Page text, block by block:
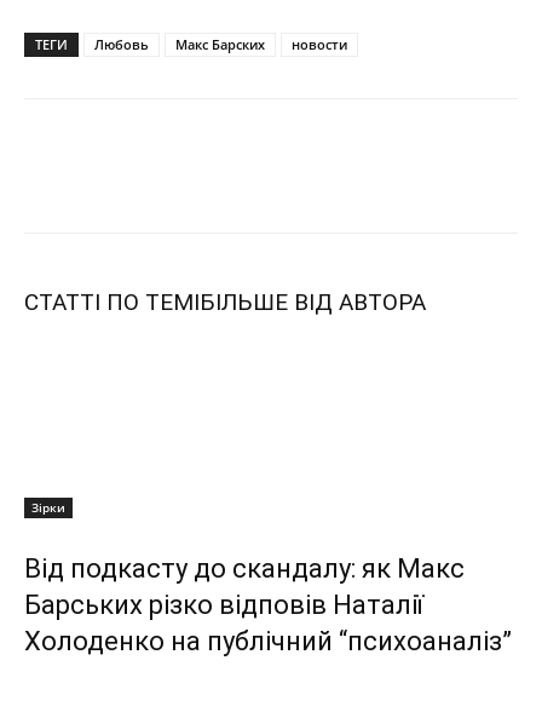
ТЕГИ Любовь Макс Барских новости
СТАТТІ ПО ТЕМІБІЛЬШЕ ВІД АВТОРА
Зірки
Від подкасту до скандалу: як Макс
Барських різко відповів Наталії
Холоденко на публічний “психоаналіз”